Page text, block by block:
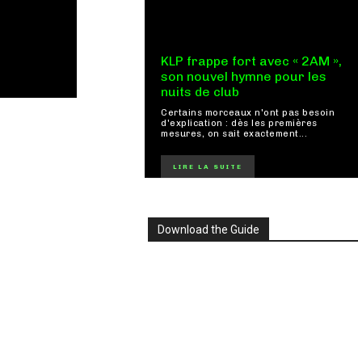
KLP frappe fort avec « 2AM »,
son nouvel hymne pour les
nuits de club
Certains morceaux n'ont pas besoin
d'explication : dès les premières
mesures, on sait exactement...
LIRE LA SUITE
Download the Guide